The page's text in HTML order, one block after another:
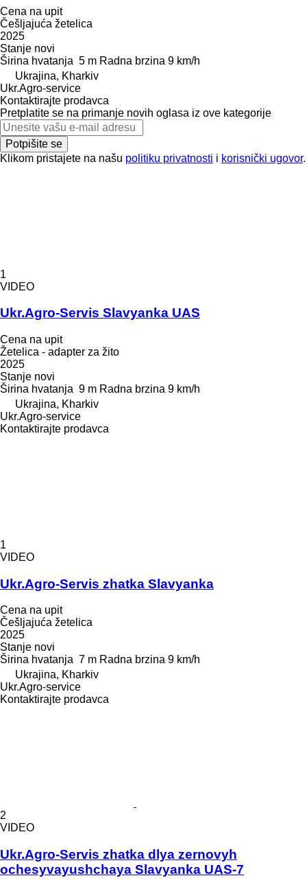
Cena na upit
Češljajuća žetelica
2025
Stanje novi
Širina hvatanja 5 m Radna brzina 9 km/h
Ukrajina, Kharkiv
Ukr.Agro-service
Kontaktirajte prodavca
Pretplatite se na primanje novih oglasa iz ove kategorije
Potpišite se
Klikom pristajete na našu politiku privatnosti i korisnički ugovor.
1
VIDEO
Ukr.Agro-Servis Slavyanka UAS
Cena na upit
Žetelica - adapter za žito
2025
Stanje novi
Širina hvatanja 9 m Radna brzina 9 km/h
Ukrajina, Kharkiv
Ukr.Agro-service
Kontaktirajte prodavca
1
VIDEO
Ukr.Agro-Servis zhatka Slavyanka
Cena na upit
Češljajuća žetelica
2025
Stanje novi
Širina hvatanja 7 m Radna brzina 9 km/h
Ukrajina, Kharkiv
Ukr.Agro-service
Kontaktirajte prodavca
2
VIDEO
Ukr.Agro-Servis zhatka dlya zernovyh
ochesyvayushchaya Slavyanka UAS-7